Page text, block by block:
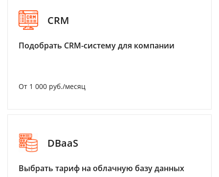
CRM
Подобрать CRM-систему для компании
От 1 000 руб./месяц
DBaaS
Выбрать тариф на облачную базу данных